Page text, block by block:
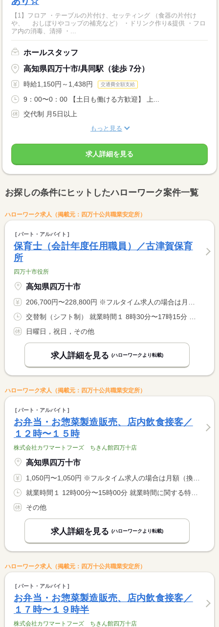
【1】フロア ・テーブルの片付け、セッティング （食器の片付け
や、 おしぼりやコップの補充など） ・ドリンク作り&提供 ・フロ
ア内の消毒、清掃 ・...
ホールスタッフ
高知県四万十市/具同駅（徒歩 7分）
時給1,150円～1,438円 交通費全額支給
9：00〜0：00 【土日も働ける方歓迎】 上...
交代制 月5日以上
もっと見る
求人詳細を見る
お探しの条件にヒットしたハローワーク案件一覧
ハローワーク求人（掲載元：四万十公共職業安定所）
パート・アルバイト
保育士（会計年度任用職員）／古津賀保育
所
四万十市役所
高知県四万十市
206,700円〜228,800円 ※フルタイム求人の場合は月額（換算額）、パート求人の場合は時間額を表示しています。
交替制（シフト制） 就業時間１ 8時30分〜17時15分 就業時間２ 7時30分〜16時15分 就業時間３ 9時45分〜18時30分 就業時間に関する特記事項 （１）を基本としますが、シフト上（２）又は（３）の場合があり <BR> ます。
日曜日，祝日，その他
求人詳細を見る (ハローワークより転載)
ハローワーク求人（掲載元：四万十公共職業安定所）
パート・アルバイト
お弁当・お惣菜製造販売、店内飲食接客／
１２時〜１５時
株式会社カワマートフーズ ちきん館四万十店
高知県四万十市
1,050円〜1,050円 ※フルタイム求人の場合は月額（換算額）、パート求人の場合は時間額を表示しています。
就業時間１ 12時00分〜15時00分 就業時間に関する特記事項 時間等相談に応じます
その他
求人詳細を見る (ハローワークより転載)
ハローワーク求人（掲載元：四万十公共職業安定所）
パート・アルバイト
お弁当・お惣菜製造販売、店内飲食接客／
１７時〜１９時半
株式会社カワマートフーズ ちきん館四万十店